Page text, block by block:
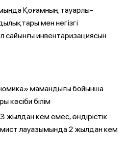
Қоғамның тауарлы-
мен негізгі
инвентаризациясын
мамандығы бойынша
кәсіби білім
жылдан кем емес, өндірістік
лауазымында 2 жылдан кем